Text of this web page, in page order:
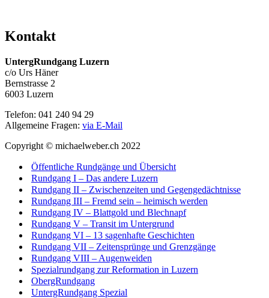
Kontakt
UntergRundgang Luzern
c/o Urs Häner
Bernstrasse 2
6003 Luzern
Telefon: 041 240 94 29
Allgemeine Fragen: via E-Mail
Copyright © michaelweber.ch 2022
Öffentliche Rundgänge und Übersicht
Rundgang I – Das andere Luzern
Rundgang II – Zwischenzeiten und Gegengedächtnisse
Rundgang III – Fremd sein – heimisch werden
Rundgang IV – Blattgold und Blechnapf
Rundgang V – Transit im Untergrund
Rundgang VI – 13 sagenhafte Geschichten
Rundgang VII – Zeitensprünge und Grenzgänge
Rundgang VIII – Augenweiden
Spezialrundgang zur Reformation in Luzern
ObergRundgang
UntergRundgang Spezial